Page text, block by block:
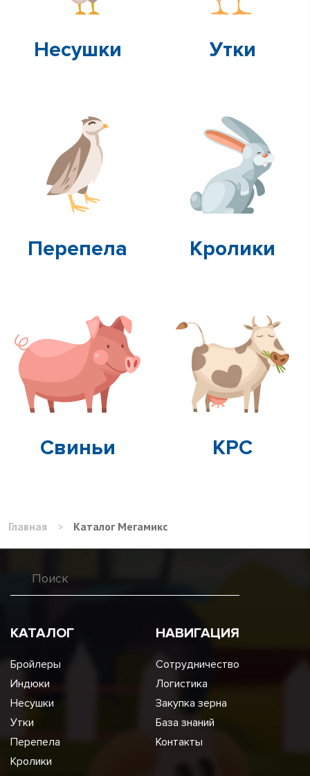
Несушки Утки
Перепела Кролики
Свиньи КРС
Главная > Каталог Мегамикс
КАТАЛОГ
Бройлеры
Индюки
Несушки
Утки
Перепела
Кролики
НАВИГАЦИЯ
Сотрудничество
Логистика
Закупка зерна
База знаний
Контакты